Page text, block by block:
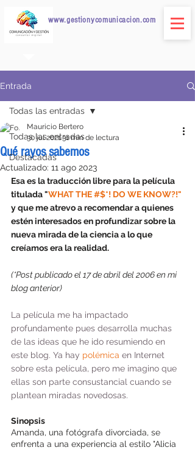
www.gestionycomunicacion.com
Entrada
Todas las entradas
Destacadas
Todas las entradas
Qué rayos sabemos
Mauricio Bertero
30 jul 202131 min de lectura
Actualizado: 11 ago 2023
Esa es la traducción libre para la película
titulada "WHAT THE #$*! DO WE KNOW?!"
y que me atrevo a recomendar a quienes
estén interesados en profundizar sobre la
nueva mirada de la ciencia a lo que
creíamos era la realidad.
(*Post publicado el 17 de abril del 2006 en mi
blog anterior)
La película me ha impactado
profundamente pues desarrolla muchas
de las ideas que he ido resumiendo en
este blog. Ya hay polémica en Internet
sobre esta película, pero me imagino que
ellas son parte consustancial cuando se
plantean miradas novedosas.
Sinopsis
Amanda, una fotógrafa divorciada, se
enfrenta a una experiencia al estilo "Alicia